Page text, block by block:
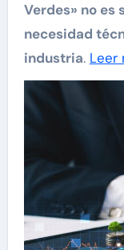
Verdes» no es
necesidad
industria. Leer